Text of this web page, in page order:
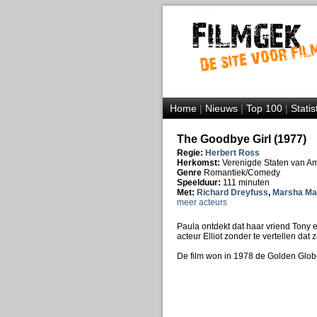
Home|Nieuws|Top 100|
The Goodbye Girl (1977)
Regie: Herbert Ross
Herkomst: Verenigde Staten van
Genre Romantiek/Comedy
Speelduur: 111 minuten
Met: Richard Dreyfuss, Marsha
meer acteurs
Paula ontdekt dat haar vriend Tony
acteur Elliot zonder te vertellen dat
De film won in 1978 de Golden